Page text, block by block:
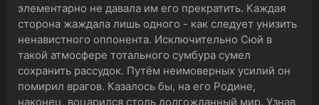
элементарно не давала им его прекратить. Каждая
сторона жаждала лишь одного - как следует унизить
ненавистного оппонента. Исключительно Сюй в
такой атмосфере тотального сумбура сумел
сохранить рассудок. Путём неимоверных усилий он
помирил врагов. Казалось бы, на его Родине,
наконец, воцарился столь долгожданный мир. Узнав